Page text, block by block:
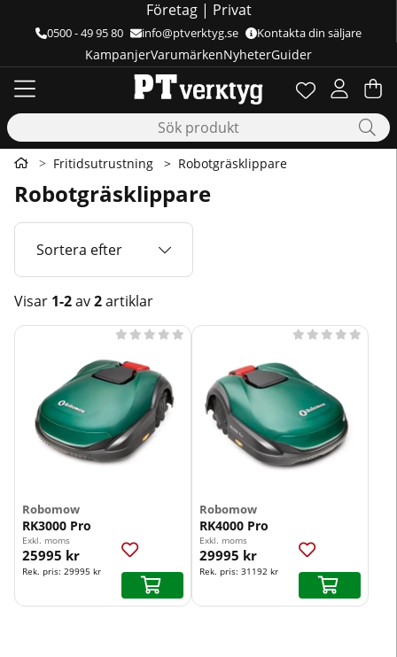
Företag| Privat
0500 - 49 95 80 info@ptverktyg.se Kontakta din säljare
Önskelista
Antal i
. .
KampanjerVarumärkenNyheterGuider
Fritidsutrustning Robotgräsklippare
Robotgräsklippare
Sortera efter
Visar 1-2av2artiklar
Produkter
Robomow
RK3000 Pro
    
Exkl. moms
25995 kr
Rek. pris: 29995 kr
Robomow
RK4000 Pro
    
Exkl. moms
29995 kr
Rek. pris: 31192 kr